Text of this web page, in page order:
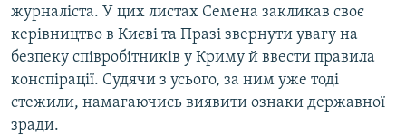
журналіста. У цих листах Семена закликав своє
керівництво в Києві та Празі звернути увагу на
безпеку співробітників у Криму й ввести правила
конспірації. Судячи з усього, за ним уже тоді
стежили, намагаючись виявити ознаки державної
зради.